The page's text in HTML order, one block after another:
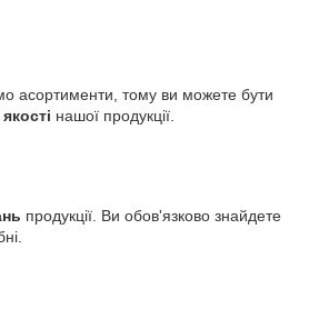
асортименти, тому ви можете бути
нашої продукції.
продукції. Ви обов'язково знайдете